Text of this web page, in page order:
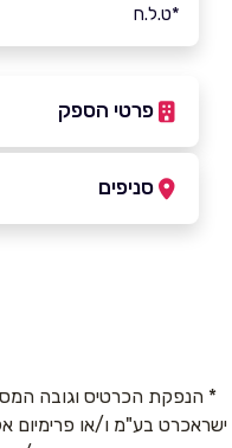
*ט.ל.ח
פרטי הספק
סניפים
* הנפקת הכרטיס וגובה
ישראכרט בע"מ ו/או פרימיום